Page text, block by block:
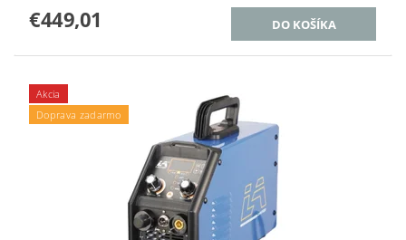
€449,01
Akcia
Doprava zadarmo